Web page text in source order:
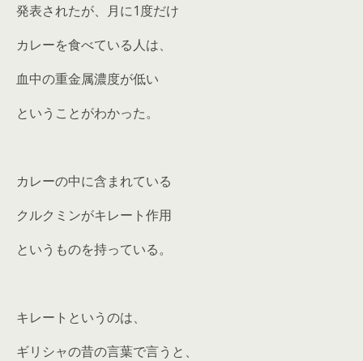
発表されたが、月に1度だけ
カレーを食べている人は、
血中の重金属濃度が低い
ということがわかった。
カレーの中に含まれている
クルクミンがキレート作用
というものを持っている。
キレートというのは、
ギリシャの昔の言葉で言うと、